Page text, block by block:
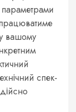
вашому
спек-